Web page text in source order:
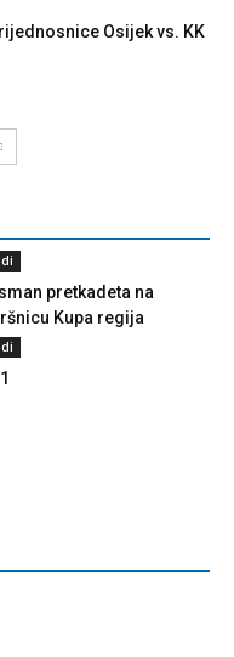
Osijek vs. KK
pretkadeta na
Kupa regija